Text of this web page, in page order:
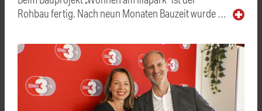
Rohbau fertig. Nach neun Monaten Bauzeit wurde …